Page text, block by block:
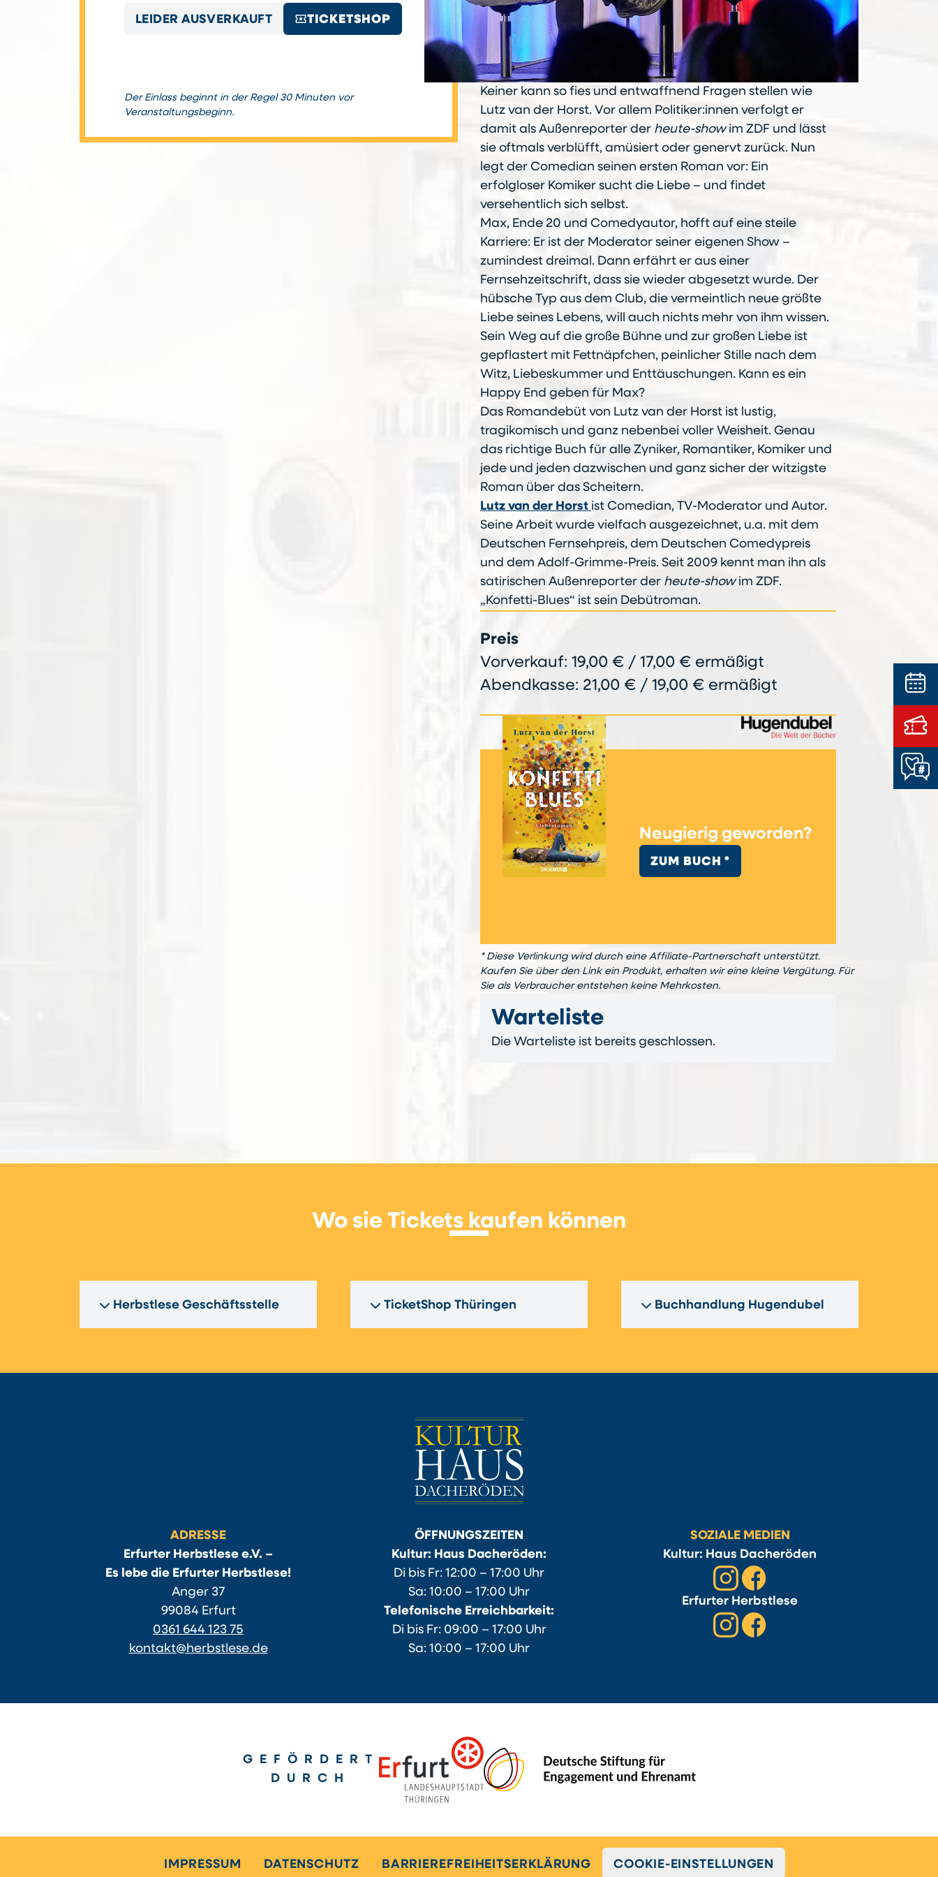
LEIDER AUSVERKAUFT local_activityTICKETSHOP
Der Einlass beginnt in der Regel 30 Minuten vor
Veranstaltungsbeginn.
Keiner kann so fies und entwaffnend Fragen stellen wie
Lutz van der Horst. Vor allem Politiker:innen verfolgt er
damit als Außenreporter der heute-showim ZDF und lässt
sie oftmals verblüfft, amüsiert oder genervt zurück. Nun
legt der Comedian seinen ersten Roman vor: Ein
erfolgloser Komiker sucht die Liebe – und findet
versehentlich sich selbst.
Max, Ende 20 und Comedyautor, hofft auf eine steile
Karriere: Er ist der Moderator seiner eigenen Show –
zumindest dreimal. Dann erfährt er aus einer
Fernsehzeitschrift, dass sie wieder abgesetzt wurde. Der
hübsche Typ aus dem Club, die vermeintlich neue größte
Liebe seines Lebens, will auch nichts mehr von ihm wissen.
Sein Weg auf die große Bühne und zur großen Liebe ist
gepflastert mit Fettnäpfchen, peinlicher Stille nach dem
Witz, Liebeskummer und Enttäuschungen. Kann es ein
Happy End geben für Max?
Das Romandebüt von Lutz van der Horst ist lustig,
tragikomisch und ganz nebenbei voller Weisheit. Genau
das richtige Buch für alle Zyniker, Romantiker, Komiker und
jede und jeden dazwischen und ganz sicher der witzigste
Roman über das Scheitern.
Lutz van der Horst ist Comedian, TV-Moderator und Autor.
Seine Arbeit wurde vielfach ausgezeichnet, u.a. mit dem
Deutschen Fernsehpreis, dem Deutschen Comedypreis
und dem Adolf-Grimme-Preis. Seit 2009 kennt man ihn als
satirischen Außenreporter der heute-showim ZDF.
„Konfetti-Blues“ ist sein Debütroman.
Preis
Vorverkauf: 19,00 € / 17,00 € ermäßigt
Abendkasse: 21,00 € / 19,00 € ermäßigt
Neugierig geworden?
ZUM BUCH *
* Diese Verlinkung wird durch eine Affiliate-Partnerschaft unterstützt.
Kaufen Sie über den Link ein Produkt, erhalten wir eine kleine Vergütung. Für
Sie als Verbraucher entstehen keine Mehrkosten.
Warteliste
Die Warteliste ist bereits geschlossen.
Wo sie Tickets kaufen können
Herbstlese Geschäftsstelle TicketShop Thüringen Buchhandlung Hugendubel
ADRESSE
Erfurter Herbstlese e.V. –
Es lebe die Erfurter Herbstlese!
Anger 37
99084 Erfurt
0361 644 123 75
kontakt@herbstlese.de
ÖFFNUNGSZEITEN
Kultur: Haus Dacheröden:
Di bis Fr: 12:00 – 17:00 Uhr
Sa: 10:00 – 17:00 Uhr
Telefonische Erreichbarkeit:
Di bis Fr: 09:00 – 17:00 Uhr
Sa: 10:00 – 17:00 Uhr
SOZIALE MEDIEN
Kultur: Haus Dacheröden
Erfurter Herbstlese
GEFÖRDERT
DURCH
IMPRESSUM DATENSCHUTZ BARRIEREFREIHEITSERKLÄRUNG COOKIE-EINSTELLUNGEN